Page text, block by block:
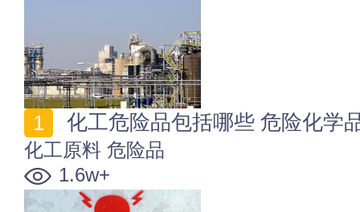
化工危险品包括哪些 危险化学
化工原料 危险品
1.6w+